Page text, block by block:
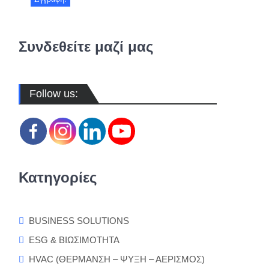
Συνδεθείτε μαζί μας
Follow us:
Κατηγορίες
BUSINESS SOLUTIONS
ESG & ΒΙΩΣΙΜΟΤΗΤΑ
HVAC (ΘΕΡΜΑΝΣΗ – ΨΥΞΗ – ΑΕΡΙΣΜΟΣ)